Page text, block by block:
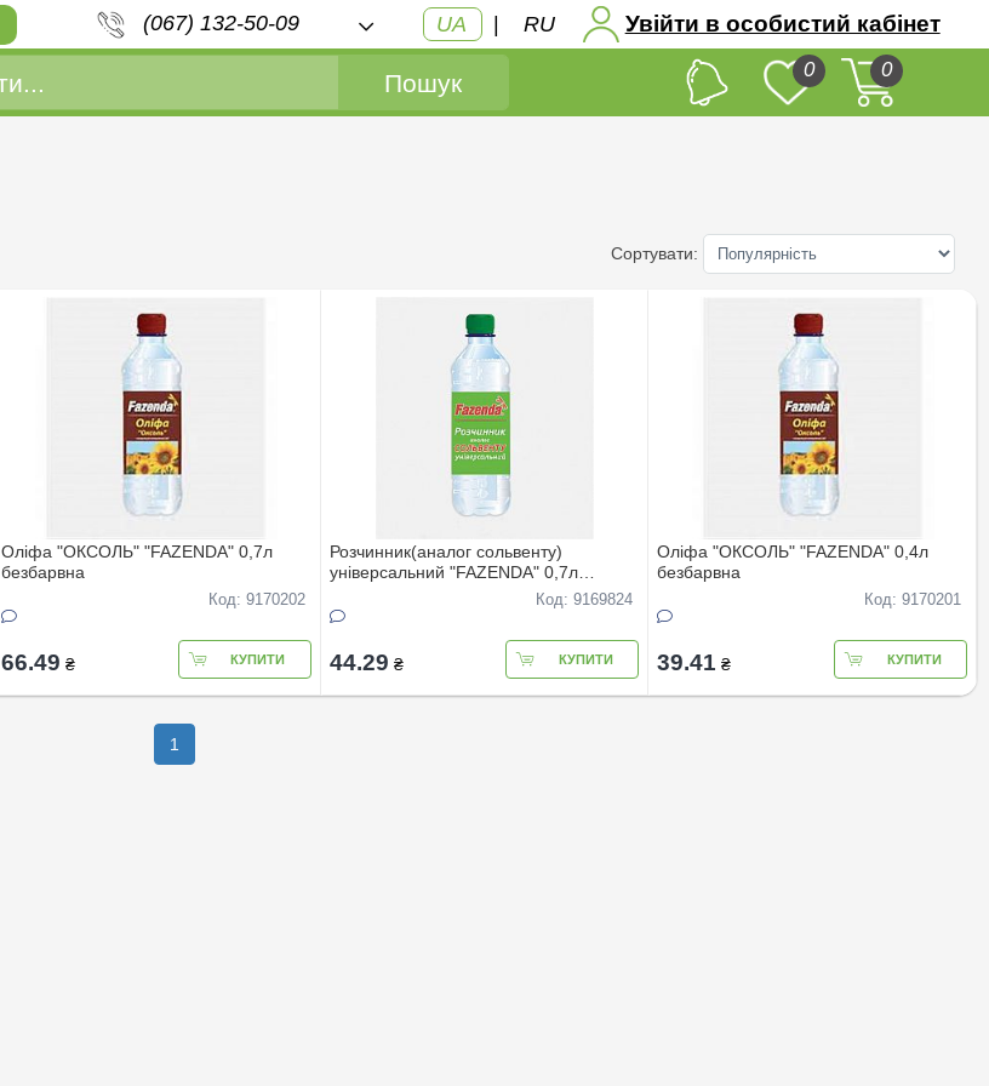
(067) 132-50-09 UA | RU Увійти в особистий кабінет
Пошук 0 0
Сортувати:
Олiфа "ОКСОЛЬ" "FAZENDA" 0,7л
безбарвна
Код: 9170202
66.49 ₴ КУПИТИ
Розчинник(аналог сольвенту)
унiверсальний "FAZENDA" 0,7л
Код: 9169824
44.29 ₴ КУПИТИ
Олiфа "ОКСОЛЬ" "FAZENDA" 0,4л
безбарвна
Код: 9170201
39.41 ₴ КУПИТИ
1